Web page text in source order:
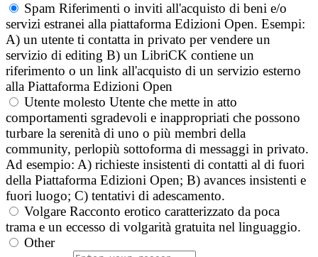
Spam Riferimenti o inviti all'acquisto di beni e/o
servizi estranei alla piattaforma Edizioni Open. Esempi:
A) un utente ti contatta in privato per vendere un
servizio di editing B) un LibriCK contiene un
riferimento o un link all'acquisto di un servizio esterno
alla Piattaforma Edizioni Open
Utente molesto Utente che mette in atto
comportamenti sgradevoli e inappropriati che possono
turbare la serenità di uno o più membri della
community, perlopiù sottoforma di messaggi in privato.
Ad esempio: A) richieste insistenti di contatti al di fuori
della Piattaforma Edizioni Open; B) avances insistenti e
fuori luogo; C) tentativi di adescamento.
Volgare Racconto erotico caratterizzato da poca
trama e un eccesso di volgarità gratuita nel linguaggio.
Other